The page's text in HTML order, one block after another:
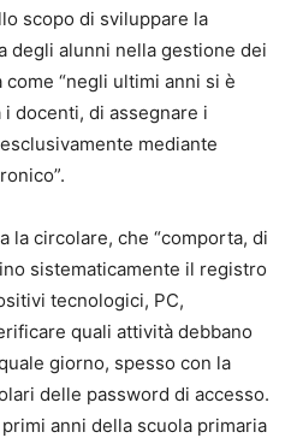
scopo di sviluppare la
degli alunni nella gestione dei
“negli ultimi anni si è
docenti, di assegnare i
mediante
la circolare, che “comporta, di
sistematicamente il registro
tecnologici, PC,
quali attività debbano
giorno, spesso con la
delle password di accesso.
anni della scuola primaria